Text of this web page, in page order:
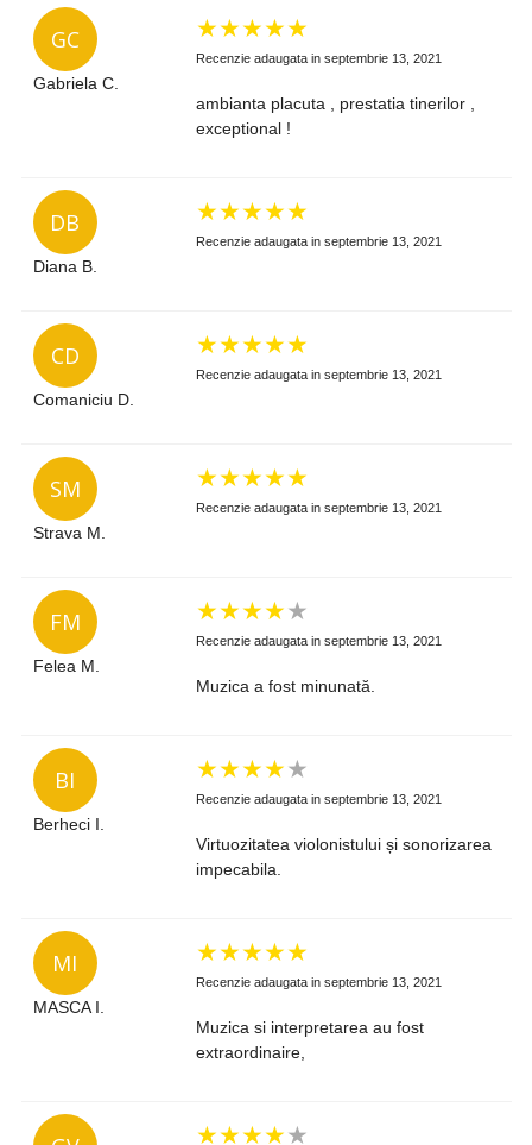
GC
Gabriela C.
★★★★★
Recenzie adaugata in septembrie 13, 2021
ambianta placuta , prestatia tinerilor ,
exceptional !
DB
Diana B.
★★★★★
Recenzie adaugata in septembrie 13, 2021
CD
Comaniciu D.
★★★★★
Recenzie adaugata in septembrie 13, 2021
SM
Strava M.
★★★★★
Recenzie adaugata in septembrie 13, 2021
FM
Felea M.
★★★★★
Recenzie adaugata in septembrie 13, 2021
Muzica a fost minunată.
BI
Berheci I.
★★★★★
Recenzie adaugata in septembrie 13, 2021
Virtuozitatea violonistului și sonorizarea
impecabila.
MI
MASCA I.
★★★★★
Recenzie adaugata in septembrie 13, 2021
Muzica si interpretarea au fost
extraordinaire,
★★★★★